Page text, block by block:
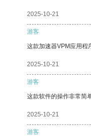
2025-10-21
游客
这款加速器VPM应用程
2025-10-21
游客
这款软件的操作非常简
2025-10-21
游客